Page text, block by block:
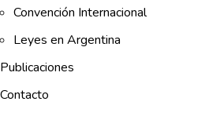
Convención Internacional
Leyes en Argentina
Publicaciones
Contacto